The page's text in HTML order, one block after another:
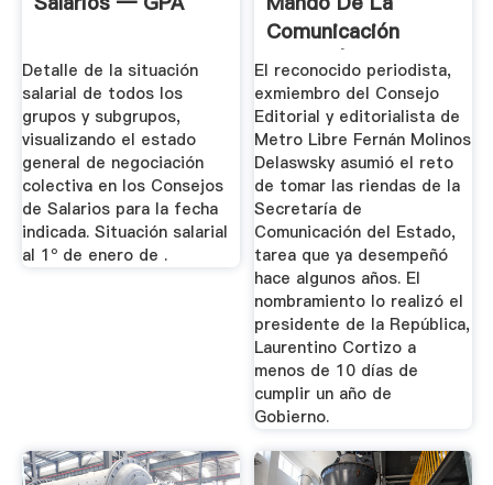
Detalle de la situación
salarial de todos los
grupos y subgrupos,
visualizando el estado
general de negociación
colectiva en los Consejos
de Salarios para la fecha
indicada. Situación salarial
al 1º de enero de .
Comunicación
Estatal | Metro ...
El reconocido periodista,
exmiembro del Consejo
Editorial y editorialista de
Metro Libre Fernán Molinos
Delaswsky asumió el reto
de tomar las riendas de la
Secretaría de
Comunicación del Estado,
tarea que ya desempeñó
hace algunos años. El
nombramiento lo realizó el
presidente de la República,
Laurentino Cortizo a
menos de 10 días de
cumplir un año de
Gobierno.